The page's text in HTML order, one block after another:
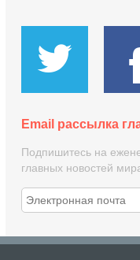
Email рассылка
Подпишитесь на
главных новостей